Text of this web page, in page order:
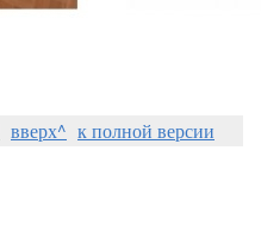
вверх^ к полной версии